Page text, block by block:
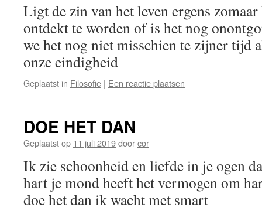
Ligt de zin van het leven ergens
ontdekt te worden of is het nog
we het nog niet misschien te zijner tijd
onze eindigheid
Geplaatst in Filosofie | Een reactie plaatsen
DOE HET DAN
Geplaatst op 11 juli 2019doorcor
Ik zie schoonheid en liefde in je ogen
hart je mond heeft het vermogen om
doe het dan ik wacht met smart